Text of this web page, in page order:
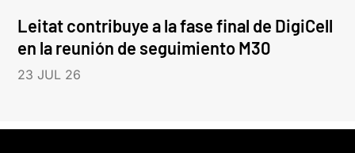
Leitat contribuye a la fase final de DigiCell
en la reunión de seguimiento M30
23 JUL 26